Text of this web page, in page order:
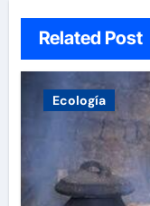
Related Post
Ecología